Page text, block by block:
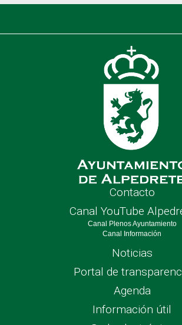
Contacto
Canal YouTube
Canal Plenos Ayuntamiento
Canal Información
Noticias
Portal de
Agenda
Información útil